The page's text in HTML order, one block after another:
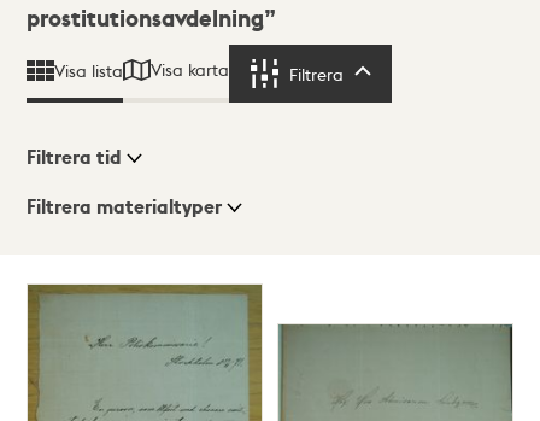
prostitutionsavdelning
Visa lista Visa karta Filtrera
Visningsläge
Filtrera tid
Filtrera materialtyper
träffar